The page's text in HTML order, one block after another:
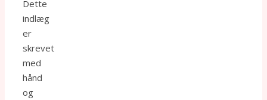
Dette
indlæg
er
skrevet
med
hånd
og